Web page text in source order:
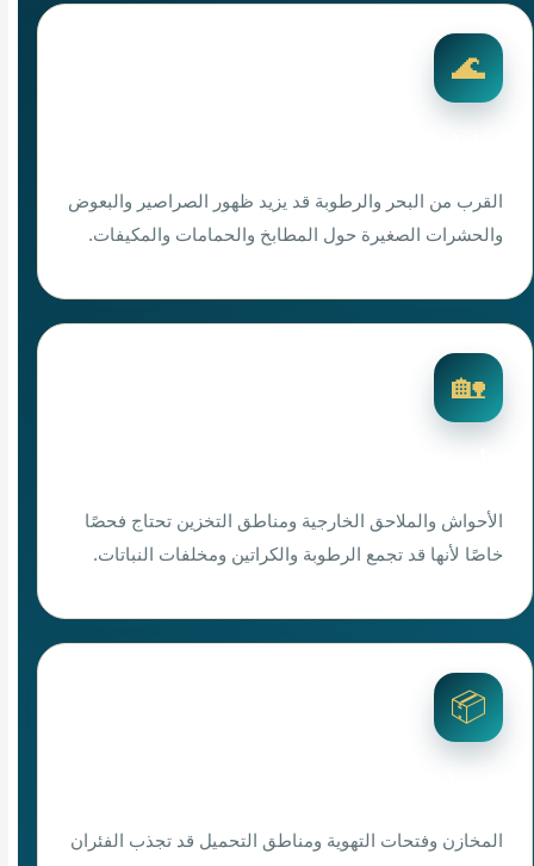
🌊
القرب من البحر والرطوبة قد يزيد ظهور الصراصير والبعوض
والحشرات الصغيرة حول المطابخ والحمامات والمكيفات.
🏡
الأحواش والملاحق الخارجية ومناطق التخزين تحتاج فحصًا
خاصًا لأنها قد تجمع الرطوبة والكراتين ومخلفات النباتات.
📦
المخازن وفتحات التهوية ومناطق التحميل قد تجذب الفئران